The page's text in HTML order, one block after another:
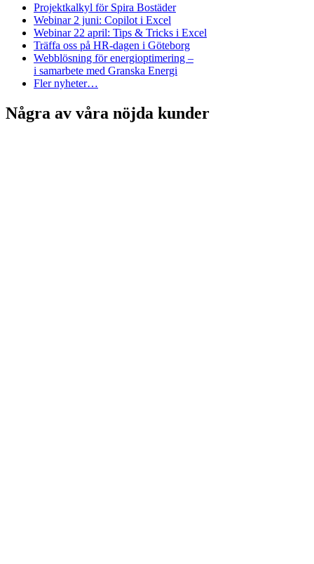
Projektkalkyl för Spira Bostäder
Webinar 2 juni: Copilot i Excel
Webinar 22 april: Tips & Tricks i Excel
Träffa oss på HR-dagen i Göteborg
Webblösning för energioptimering –
i samarbete med Granska Energi
Fler nyheter…
Några av våra nöjda kunder